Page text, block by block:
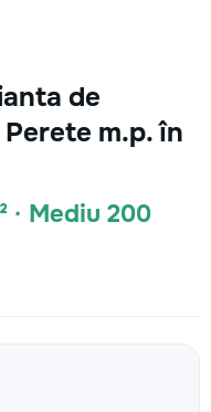
de
m.p. în
· Mediu 200